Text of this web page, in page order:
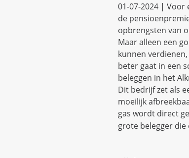
01-07-2024 | Voor
de
opbrengsten van
Maar alleen een
kunnen
beter gaat in een
beleggen in het
Dit bedrijf zet als
moeilijk
gas wordt direct
grote belegger die